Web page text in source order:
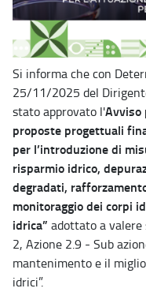
Si informa che con
25/11/2025 del
stato approvato l'Avviso
proposte progettuali
per l’introduzione di
risparmio idrico,
degradati,
monitoraggio dei corpi
idrica” adottato a
2, Azione 2.9 - Sub
mantenimento e il
idrici”.